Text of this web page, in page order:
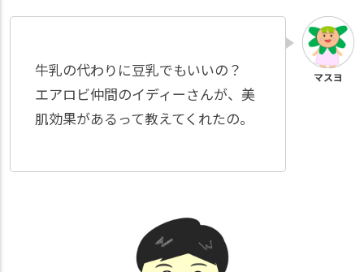
牛乳の代わりに豆乳でもいいの？
エアロビ仲間のイディーさんが、美
肌効果があるって教えてくれたの。